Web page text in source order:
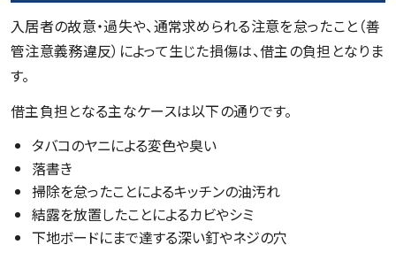
入居者の故意・過失や、通常求められる注意を怠ったこと（善
管注意義務違反）によって生じた損傷は、借主の負担となりま
す。
借主負担となる主なケースは以下の通りです。
タバコのヤニによる変色や臭い
落書き
掃除を怠ったことによるキッチンの油汚れ
結露を放置したことによるカビやシミ
下地ボードにまで達する深い釘やネジの穴